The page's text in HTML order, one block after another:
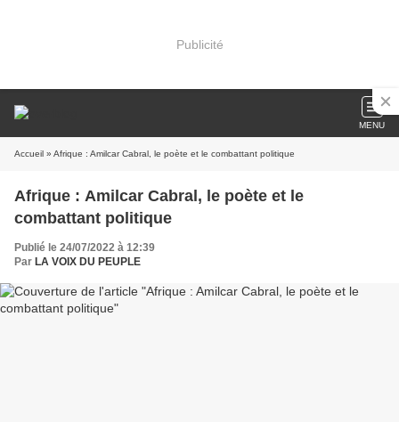
Publicité
MENU
Accueil » Afrique : Amilcar Cabral, le poète et le combattant politique
Afrique : Amilcar Cabral, le poète et le
combattant politique
Publié le 24/07/2022 à 12:39
Par LA VOIX DU PEUPLE